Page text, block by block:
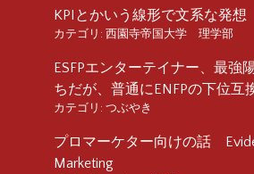
KPIとかいう線形で文系な発想
カテゴリ: 西園寺帝国大学 理学部
ESFPエンターテイナー、最強
ちだが、普通にENFPの下位互
カテゴリ: つぶやき
プロマーケター向けの話
Marketing